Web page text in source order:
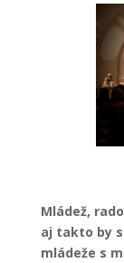
Mládež,
aj takto by
mládeže s